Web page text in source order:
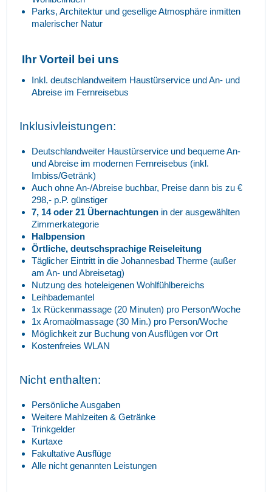
Parks, Architektur und gesellige Atmosphäre inmitten
malerischer Natur
Ihr Vorteil bei uns
Inkl. deutschlandweitem Haustürservice und An- und
Abreise im Fernreisebus
Inklusivleistungen:
Deutschlandweiter Haustürservice und bequeme An-
und Abreise im modernen Fernreisebus (inkl.
Imbiss/Getränk)
Auch ohne An-/Abreise buchbar, Preise dann bis zu €
298,- p.P. günstiger
7, 14 oder 21 Übernachtungen in der ausgewählten
Zimmerkategorie
Halbpension
Örtliche, deutschsprachige Reiseleitung
Täglicher Eintritt in die Johannesbad Therme (außer
am An- und Abreisetag)
Nutzung des hoteleigenen Wohlfühlbereichs
Leihbademantel
1x Rückenmassage (20 Minuten) pro Person/Woche
1x Aromaölmassage (30 Min.) pro Person/Woche
Möglichkeit zur Buchung von Ausflügen vor Ort
Kostenfreies WLAN
Nicht enthalten:
Persönliche Ausgaben
Weitere Mahlzeiten & Getränke
Trinkgelder
Kurtaxe
Fakultative Ausflüge
Alle nicht genannten Leistungen